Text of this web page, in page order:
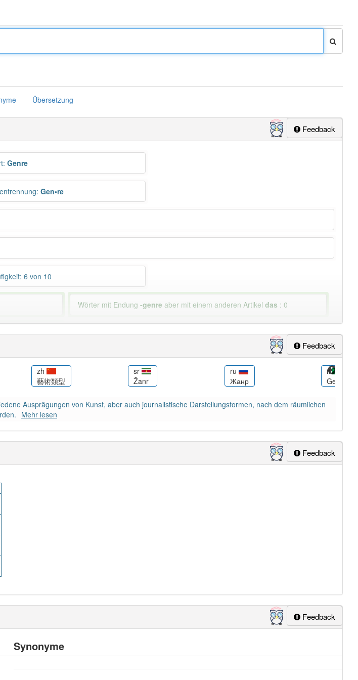
Übersetzung
Feedback
: Genre
: Gen•re
6 von 10
Wörter mit Endung-genre aber mit einem anderen Artikeldas : 0
Feedback
zh
藝術類型
sr
Žanr
ru
Жанр
it
Genere
Ausprägungen von Kunst, aber auch journalistische Darstellungsformen, nach dem räumlichen
Mehr lesen
Feedback
Feedback
Synonyme